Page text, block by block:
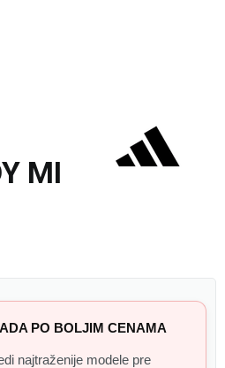
MI
PO BOLJIM CENAMA
najtraženije modele pre